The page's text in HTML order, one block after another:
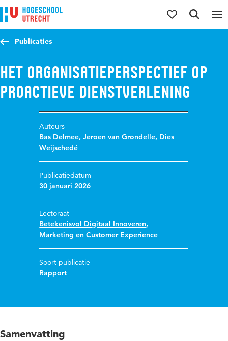
Direct naar de inhoud
Direct naar de hoofdnavigatie
Direct naar de zoekfunctie
Publicaties
Het Organisatieperspectief op
Proactieve Dienstverlening
Auteurs
Bas Delmee,Jeroen van Grondelle, Dies
Weijschedé
Publicatiedatum
30 januari 2026
Lectoraat
Betekenisvol Digitaal Innoveren,
Marketing en Customer Experience
Soort publicatie
Rapport
Samenvatting